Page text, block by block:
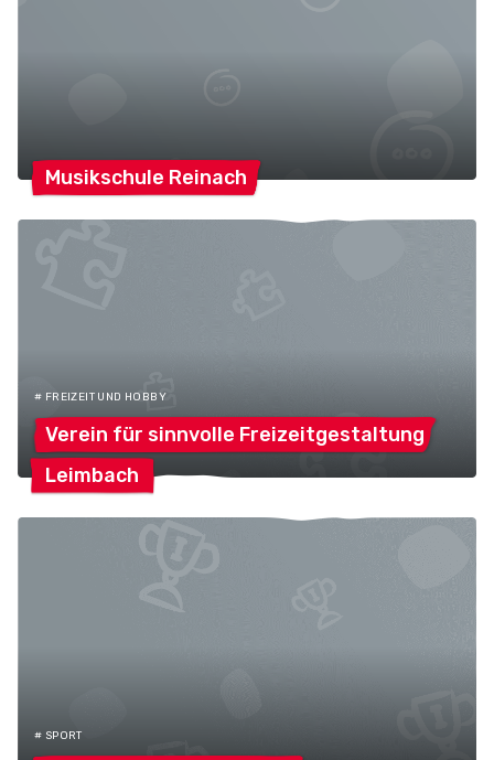
Musikschule Reinach
# FREIZEIT UND HOBBY
Verein für sinnvolle Freizeitgestaltung
Leimbach
# SPORT